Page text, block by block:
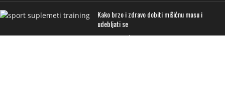
Kako brzo i zdravo dobiti mišićnu masu i
udebljati se
7. Decembra 2020.